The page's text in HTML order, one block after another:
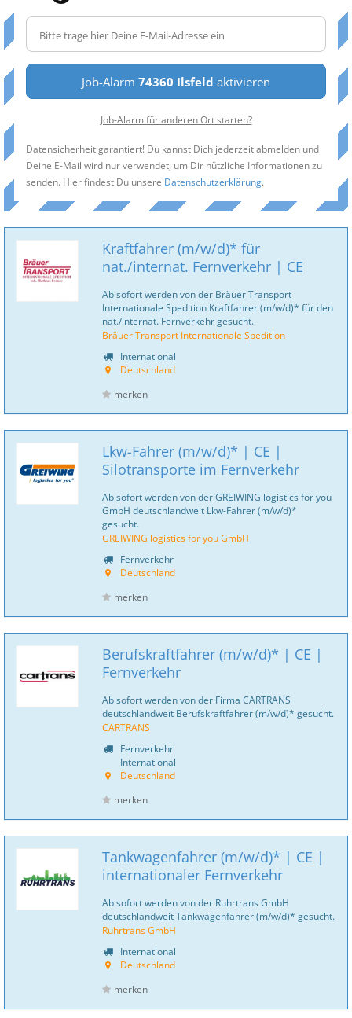
Job-Alarm 74360 Ilsfeld aktivieren
Job-Alarm für anderen Ort starten?
Datensicherheit garantiert! Du kannst Dich jederzeit abmelden und
Deine E-Mail wird nur verwendet, um Dir nützliche Informationen zu
senden. Hier findest Du unsere Datenschutzerklärung.
Kraftfahrer (m/w/d)* für
nat./internat. Fernverkehr | CE
Ab sofort werden von der Bräuer Transport
Internationale Spedition Kraftfahrer (m/w/d)* für den
nat./internat. Fernverkehr gesucht.
Bräuer Transport Internationale Spedition
International
Deutschland
merken
Lkw-Fahrer (m/w/d)* | CE |
Silotransporte im Fernverkehr
Ab sofort werden von der GREIWING logistics for you
GmbH deutschlandweit Lkw-Fahrer (m/w/d)*
gesucht.
GREIWING logistics for you GmbH
Fernverkehr
Deutschland
merken
Berufskraftfahrer (m/w/d)* | CE |
Fernverkehr
Ab sofort werden von der Firma CARTRANS
deutschlandweit Berufskraftfahrer (m/w/d)* gesucht.
CARTRANS
Fernverkehr
International
Deutschland
merken
Tankwagenfahrer (m/w/d)* | CE |
internationaler Fernverkehr
Ab sofort werden von der Ruhrtrans GmbH
deutschlandweit Tankwagenfahrer (m/w/d)* gesucht.
Ruhrtrans GmbH
International
Deutschland
merken